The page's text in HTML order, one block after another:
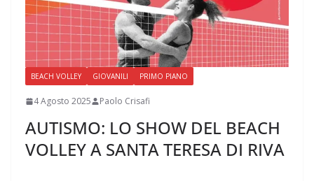
BEACH VOLLEY GIOVANILI PRIMO PIANO
4 Agosto 2025 Paolo Crisafi
AUTISMO: LO SHOW DEL BEACH
VOLLEY A SANTA TERESA DI RIVA